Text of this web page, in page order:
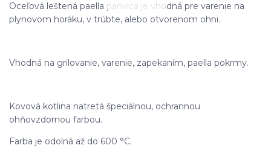
Oceľová leštená paella panvica je vhodná pre varenie na
plynovom horáku, v trúbte, alebo otvorenom ohni.
Vhodná na grilovanie, varenie, zapekaním, paella pokrmy.
Kovová kotlina natretá špeciálnou, ochrannou
ohňovzdornou farbou.
Farba je odolná až do 600 °C.